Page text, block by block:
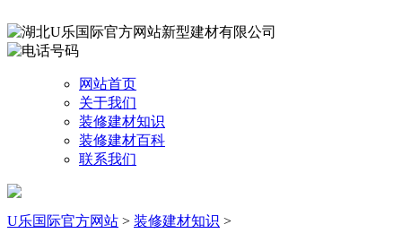
网站首页
关于我们
装修建材知识
装修建材百科
联系我们
U乐国际官方网站 > 装修建材知识 >